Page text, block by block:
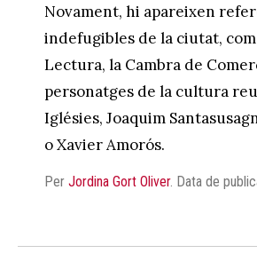
Novament, hi apareixen
indefugibles de la ciutat,
Lectura, la Cambra de
personatges de la cultura
Iglésies, Joaquim
o Xavier Amorós.
Per Jordina Gort Oliver. Data de